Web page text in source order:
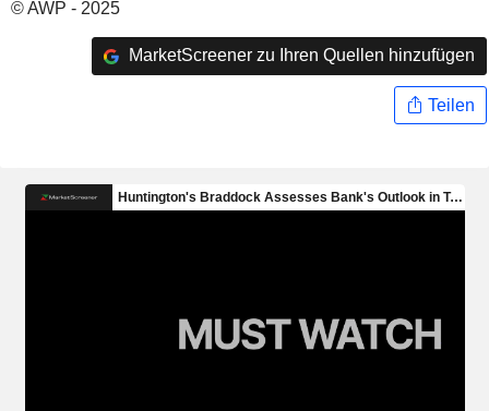
© AWP - 2025
MarketScreener zu Ihren Quellen hinzufügen
Teilen